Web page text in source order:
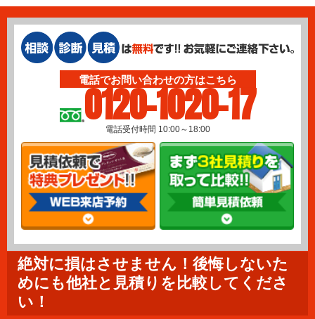
電話でお問い合わせの方はこちら
0120-1020-17
電話受付時間 10:00～18:00
絶対に損はさせません！後悔しないた
めにも他社と見積りを比較してくださ
い！